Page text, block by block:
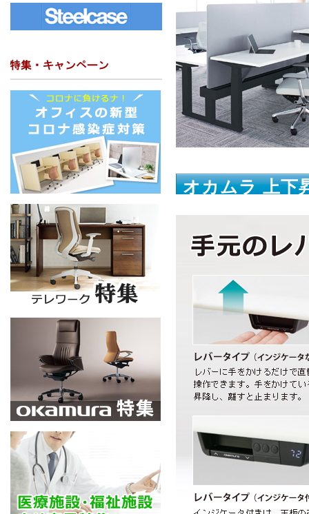
オカムラ 上下